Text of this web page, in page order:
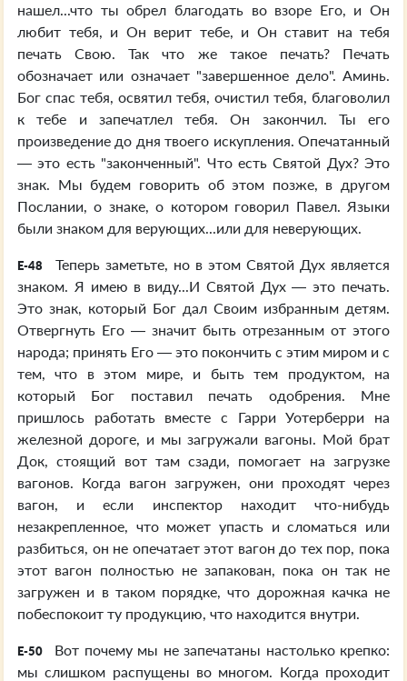
нашел...что ты обрел благодать во взоре Его, и Он
любит тебя, и Он верит тебе, и Он ставит на тебя
печать Свою. Так что же такое печать? Печать
обозначает или означает "завершенное дело". Аминь.
Бог спас тебя, освятил тебя, очистил тебя, благоволил
к тебе и запечатлел тебя. Он закончил. Ты его
произведение до дня твоего искупления. Опечатанный
— это есть "законченный". Что есть Святой Дух? Это
знак. Мы будем говорить об этом позже, в другом
Послании, о знаке, о котором говорил Павел. Языки
были знаком для верующих...или для неверующих.
E-48
Теперь заметьте, но в этом Святой Дух является
знаком. Я имею в виду...И Святой Дух — это печать.
Это знак, который Бог дал Своим избранным детям.
Отвергнуть Его — значит быть отрезанным от этого
народа; принять Его — это покончить с этим миром и с
тем, что в этом мире, и быть тем продуктом, на
который Бог поставил печать одобрения. Мне
пришлось работать вместе с Гарри Уотерберри на
железной дороге, и мы загружали вагоны. Мой брат
Док, стоящий вот там сзади, помогает на загрузке
вагонов. Когда вагон загружен, они проходят через
вагон, и если инспектор находит что-нибудь
незакрепленное, что может упасть и сломаться или
разбиться, он не опечатает этот вагон до тех пор, пока
этот вагон полностью не запакован, пока он так не
загружен и в таком порядке, что дорожная качка не
побеспокоит ту продукцию, что находится внутри.
E-50
Вот почему мы не запечатаны настолько крепко:
мы слишком распущены во многом. Когда проходит